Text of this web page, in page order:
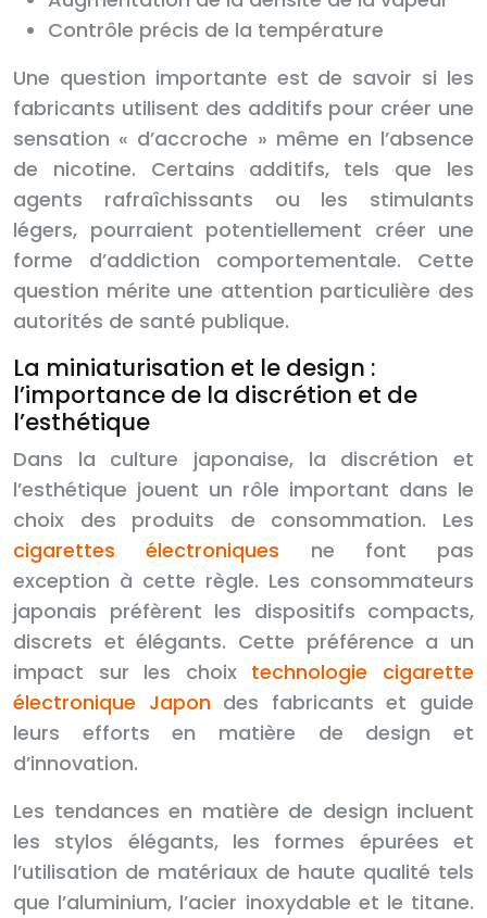
Contrôle précis de la température
Une question importante est de savoir si les
fabricants utilisent des additifs pour créer une
sensation « d’accroche » même en l’absence
de nicotine. Certains additifs, tels que les
agents rafraîchissants ou les stimulants
légers, pourraient potentiellement créer une
forme d’addiction comportementale. Cette
question mérite une attention particulière des
autorités de santé publique.
La miniaturisation et le design :
l’importance de la discrétion et de
l’esthétique
Dans la culture japonaise, la discrétion et
l’esthétique jouent un rôle important dans le
choix des produits de consommation. Les
cigarettes électroniques ne font pas
exception à cette règle. Les consommateurs
japonais préfèrent les dispositifs compacts,
discrets et élégants. Cette préférence a un
impact sur les choix technologie cigarette
électronique Japon des fabricants et guide
leurs efforts en matière de design et
d’innovation.
Les tendances en matière de design incluent
les stylos élégants, les formes épurées et
l’utilisation de matériaux de haute qualité tels
que l’aluminium, l’acier inoxydable et le titane.